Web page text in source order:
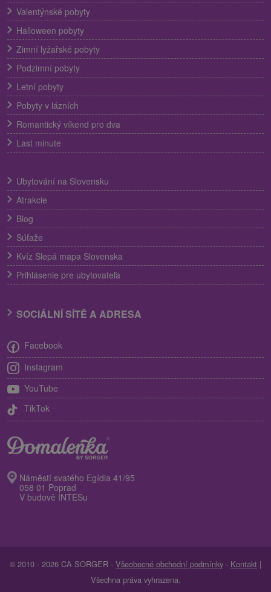
Valentýnské pobyty
Halloween pobyty
Zimní lyžařské pobyty
Podzimní pobyty
Letní pobyty
Pobyty v lázních
Romantický víkend pro dva
Last minute
Ubytování na Slovensku
Atrakcie
Blog
Súťaže
Kvíz Slepá mapa Slovenska
Prihlásenie pre ubytovateľa
SOCIÁLNÍ SÍTĚ A ADRESA
Facebook
Instagram
YouTube
TikTok
Náměstí svatého Egídia 41/95
058 01 Poprad
V budově INTESu
© 2010 - 2026 CA SORGER - Všeobecné obchodní podmínky - Kontakt |
Všechna práva vyhrazena.